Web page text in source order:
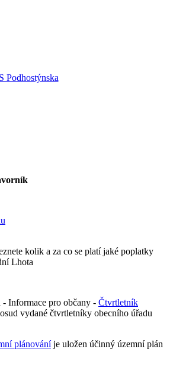
kolik a za co se platí jaké poplatky
Lhota
- Informace pro občany - Čtvrtletník
vydané čtvrtletníky obecního úřadu
plánováníje uložen účinný územní plán